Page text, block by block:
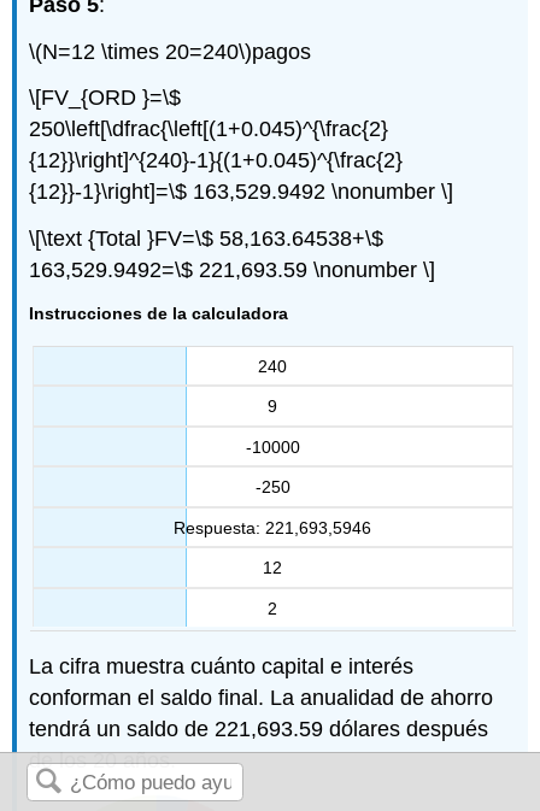
\(N=12 \times 20=240\)pagos
\[FV_{ORD }=\$
250\left[\dfrac{\left[(1+0.045)^{\frac{2}
{12}}\right]^{240}-1}{(1+0.045)^{\frac{2}
{12}}-1}\right]=\$ 163,529.9492 \nonumber \]
\[\text {Total }FV=\$ 58,163.64538+\$
163,529.9492=\$ 221,693.59 \nonumber \]
Instrucciones de la calculadora
240
9
-10000
-250
Respuesta: 221,693,5946
12
2
La cifra muestra cuánto capital e interés
conforman el saldo final. La anualidad de ahorro
tendrá un saldo de 221,693.59 dólares después
de los 20 años.